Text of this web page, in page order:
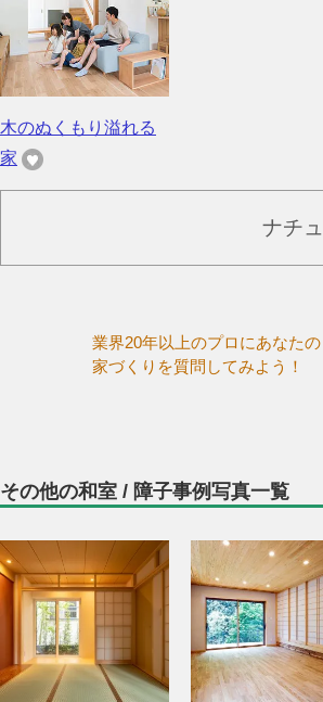
木のぬくもり溢れる
家
ナチ
業界20年以上のプロにあなたの
家づくりを質問してみよう！
その他の和室 / 障子事例写真一覧